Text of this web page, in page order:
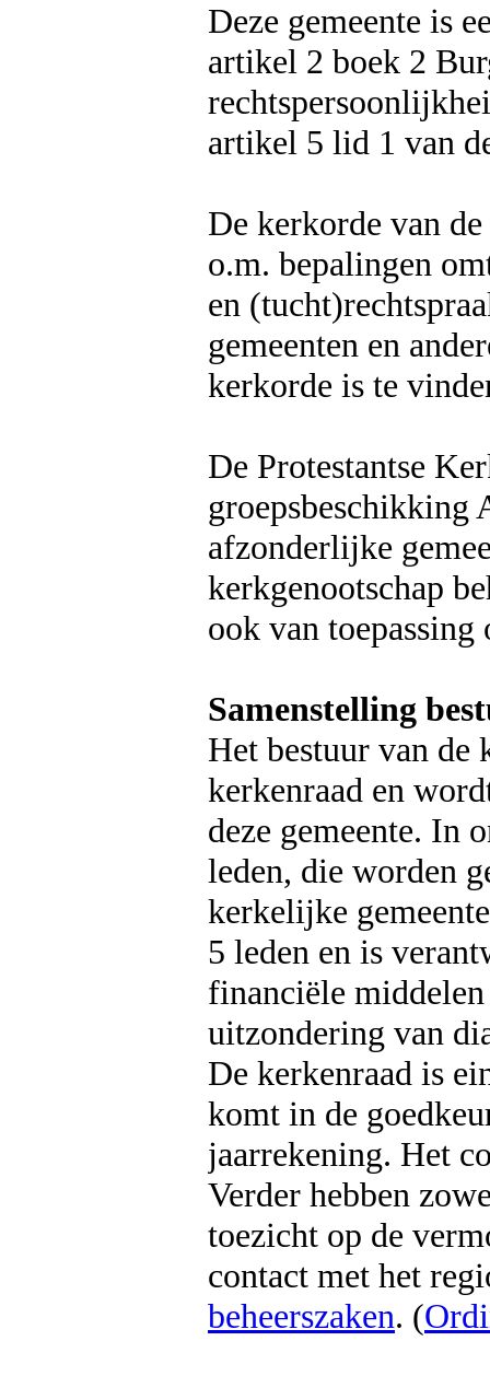
Deze gemeente is
artikel 2 boek 2
artikel 5 lid 1 van
De kerkorde van
o.m. bepalingen
en
gemeenten en
kerkorde is te
De Protestantse
groepsbeschikking
afzonderlijke
kerkgenootschap
ook van toepassing
Samenstelling
Het bestuur van
kerkenraad en
deze gemeente. In
leden, die worden
kerkelijke
5 leden en is
financiële middelen
uitzondering van
De kerkenraad is
komt in de
jaarrekening. Het
Verder hebben
toezicht op de
contact met het
beheerszaken. (